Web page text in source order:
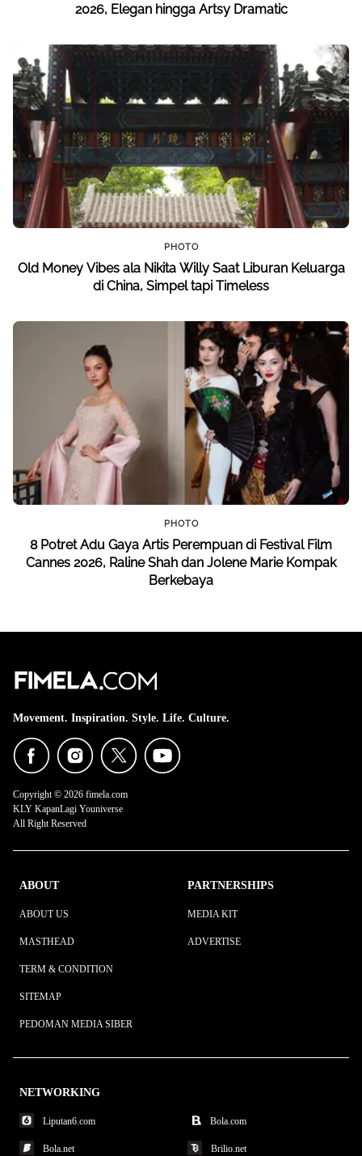
2026, Elegan hingga Artsy Dramatic
PHOTO
Old Money Vibes ala Nikita Willy Saat Liburan Keluarga
di China, Simpel tapi Timeless
PHOTO
8 Potret Adu Gaya Artis Perempuan di Festival Film
Cannes 2026, Raline Shah dan Jolene Marie Kompak
Berkebaya
Movement. Inspiration. Style. Life. Culture.
Copyright © 2026 fimela.com
KLY KapanLagi Youniverse
All Right Reserved
ABOUT
ABOUT US
MASTHEAD
TERM & CONDITION
SITEMAP
PEDOMAN MEDIA SIBER
PARTNERSHIPS
MEDIA KIT
ADVERTISE
NETWORKING
Liputan6.com Bola.com
Bola.net Brilio.net